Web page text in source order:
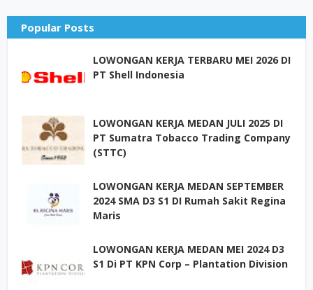
Popular Posts
LOWONGAN KERJA TERBARU MEI 2026 DI
PT Shell Indonesia
LOWONGAN KERJA MEDAN JULI 2025 DI
PT Sumatra Tobacco Trading Company
(STTC)
LOWONGAN KERJA MEDAN SEPTEMBER
2024 SMA D3 S1 DI Rumah Sakit Regina
Maris
LOWONGAN KERJA MEDAN MEI 2024 D3
S1 Di PT KPN Corp – Plantation Division